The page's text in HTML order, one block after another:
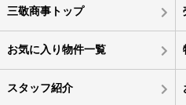
三敬商事トップ
お気に入り物件一覧
スタッフ紹介